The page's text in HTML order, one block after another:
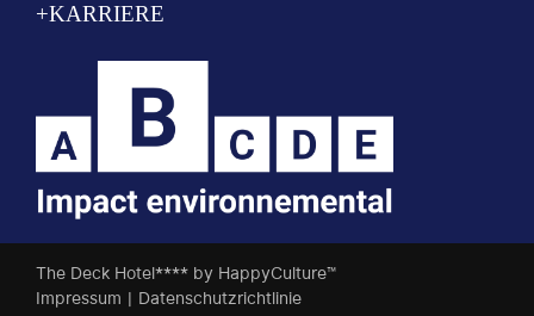
+KARRIERE
The Deck Hotel**** by HappyCulture™
Impressum | Datenschutzrichtlinie